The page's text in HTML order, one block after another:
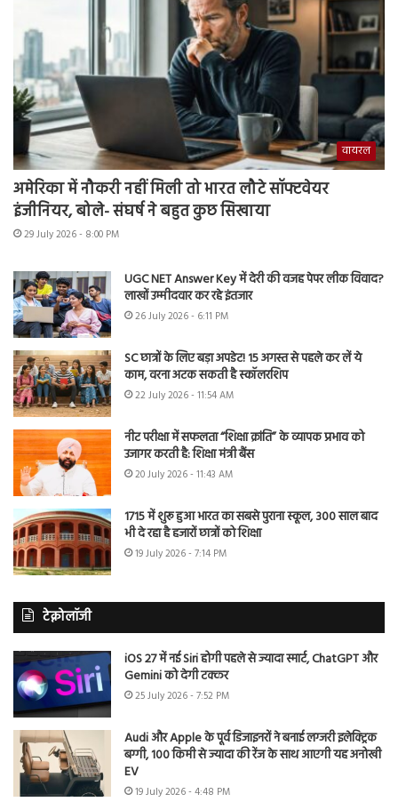
वायरल
अमेरिका में नौकरी नहीं मिली तो भारत लौटे सॉफ्टवेयर
इंजीनियर, बोले- संघर्ष ने बहुत कुछ सिखाया
29 July 2026 - 8:00 PM
UGC NET Answer Key में देरी की वजह पेपर लीक विवाद?
लाखों उम्मीदवार कर रहे इंतजार
26 July 2026 - 6:11 PM
SC छात्रों के लिए बड़ा अपडेट! 15 अगस्त से पहले कर लें ये
काम, वरना अटक सकती है स्कॉलरशिप
22 July 2026 - 11:54 AM
नीट परीक्षा में सफलता “शिक्षा क्रांति” के व्यापक प्रभाव को
उजागर करती है: शिक्षा मंत्री बैंस
20 July 2026 - 11:43 AM
1715 में शुरू हुआ भारत का सबसे पुराना स्कूल, 300 साल बाद
भी दे रहा है हजारों छात्रों को शिक्षा
19 July 2026 - 7:14 PM
टेक्नोलॉजी
iOS 27 में नई Siri होगी पहले से ज्यादा स्मार्ट, ChatGPT और
Gemini को देगी टक्कर
25 July 2026 - 7:52 PM
Audi और Apple के पूर्व डिजाइनरों ने बनाई लग्जरी इलेक्ट्रिक
बग्गी, 100 किमी से ज्यादा की रेंज के साथ आएगी यह अनोखी
EV
19 July 2026 - 4:48 PM